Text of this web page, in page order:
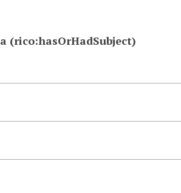
(rico:hasOrHadSubject)